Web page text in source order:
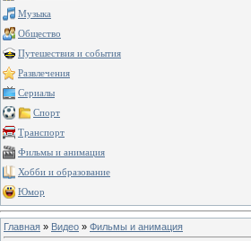
Музыка
Общество
Путешествия и события
Развлечения
Сериалы
Спорт
Транспорт
Фильмы и анимация
Хобби и образование
Юмор
Главная » Видео » Фильмы и анимация